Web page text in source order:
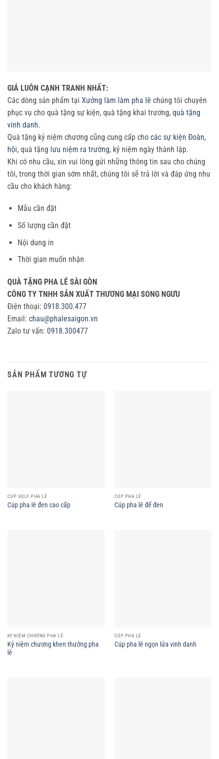
GIÁ LUÔN CẠNH TRANH NHẤT:
Các dòng sản phẩm tại Xưởng làm làm pha lê chúng tôi chuyên
phục vụ cho quà tặng sự kiện, quà tặng khai trương, quà tặng
vinh danh.
Quà tặng kỷ niệm chương cũng cung cấp cho các sự kiện Đoàn,
hội, quà tặng lưu niệm ra trường, kỷ niệm ngày thành lập.
Khi có nhu cầu, xin vui lòng gửi những thông tin sau cho chúng
tôi, trong thời gian sớm nhất, chúng tôi sẽ trả lời và đáp ứng nhu
cầu cho khách hàng:
Mẫu cần đặt
Số lượng cần đặt
Nội dung in
Thời gian muốn nhận
QUÀ TẶNG PHA LÊ SÀI GÒN
CÔNG TY TNHH SẢN XUẤT THƯƠNG MẠI SONG NGƯU
Điện thoại: 0918.300.477
Email: chau@phalesaigon.vn
Zalo tư vấn: 0918.300477
SẢN PHẨM TƯƠNG TỰ
CÚP GOLF PHA LÊ
Cúp pha lê đen cao cấp
CÚP PHA LÊ
Cúp pha lê đế đen
KỶ NIỆM CHƯƠNG PHA LÊ
Kỷ niệm chương khen thưởng pha
lê
CÚP PHA LÊ
Cúp pha lê ngọn lửa vinh danh